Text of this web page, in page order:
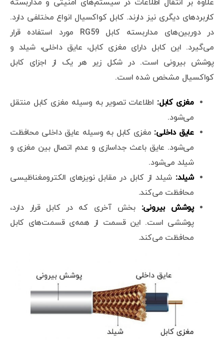
علاوه بر انتقال اطلاعات در سیستم‌های امنیتی و مداربسته
کاربردهای دیگری نیز دارند. کابل کواکسیال انواع مختلفی دارد.
در دوربین‌های مداربسته کابل RG59 مورد استفاده قرار
می‌گیرد. این کابل دارای مغزی کابل، عایق داخلی، شیلد و
پوشش بیرونی است. در شکل زیر هر یک از اجزای کابل
کواکسیال مشخص شده است.
مغزی کابل: اطلاعات تصویر به وسیله مغزی کابل منتقل
می‌شود.
عایق داخلی: مغزی کابل به وسیله عایق داخلی محافظت
می‌شود. عایق باعث جداسازی و عدم اتصال بین مغزی و
شیلد می‌شود.
شیلد: شیلد از کابل در مقابل نویزهای الکترومغناظیسی
محافظت می‌کند.
پوشش بیرونی: بخش آخری که در کابل قرار دارد،
پوششی است. این قسمت از همه‌ی قسمت‌های کابل
محافظت می‌کند.